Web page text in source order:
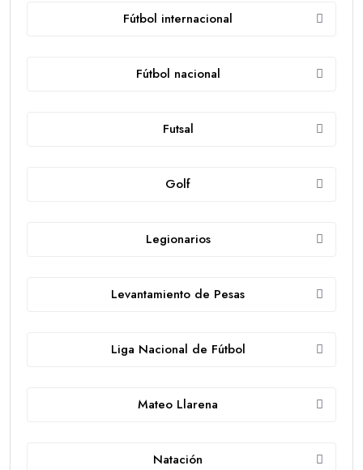
Fútbol internacional
Fútbol nacional
Futsal
Golf
Legionarios
Levantamiento de Pesas
Liga Nacional de Fútbol
Mateo Llarena
Natación